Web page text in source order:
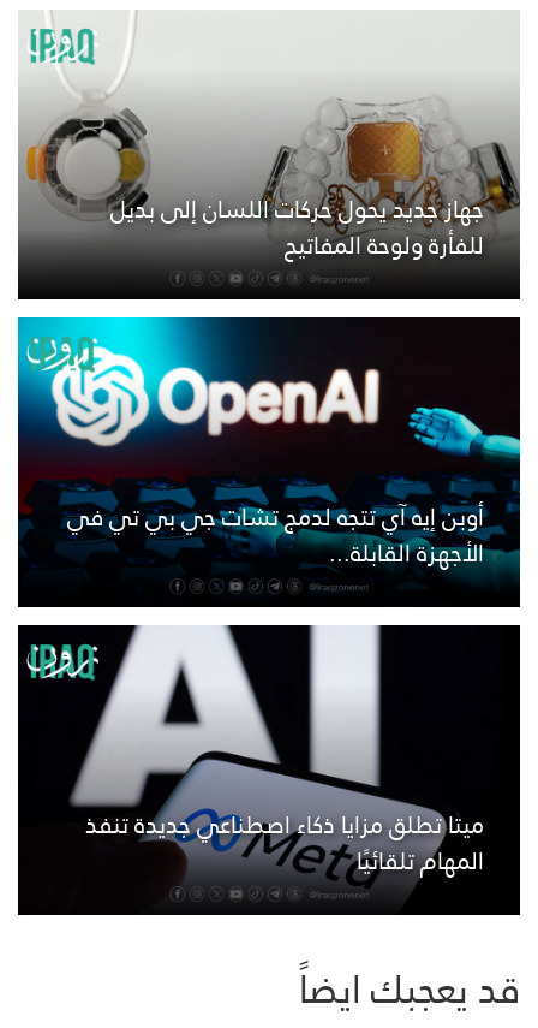
جهاز جديد يحول حركات اللسان إلى بديل
للفأرة ولوحة المفاتيح
أوبن إيه آي تتجه لدمج تشات جي بي تي في
الأجهزة القابلة...
ميتا تطلق مزايا ذكاء اصطناعي جديدة تنفذ
المهام تلقائيًا
قد يعجبك ايضاً